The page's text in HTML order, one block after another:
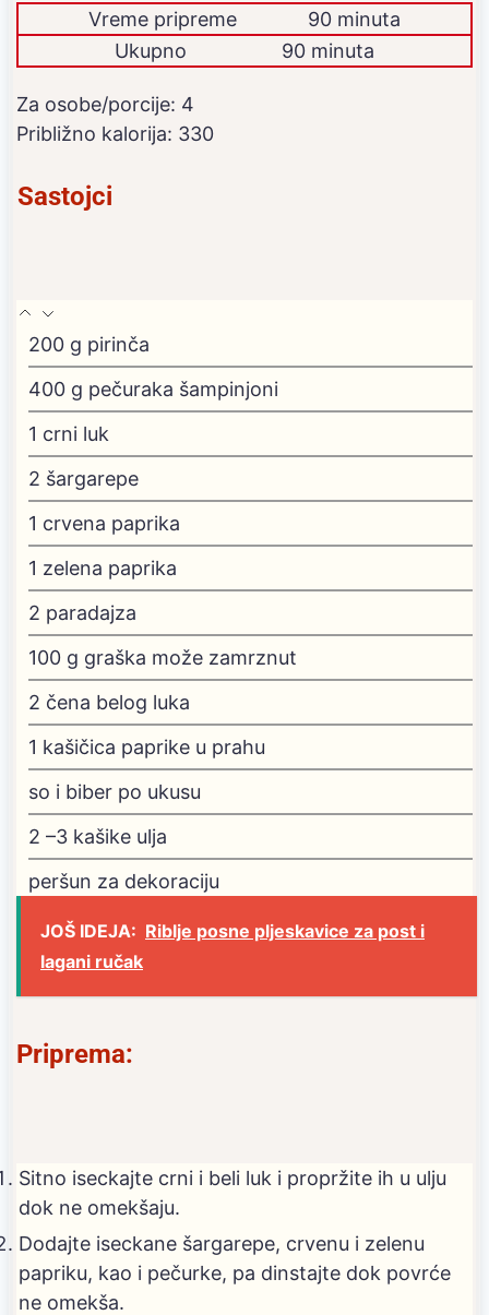
Vreme pripreme
90 minuta
Ukupno
90 minuta
Za osobe/porcije: 4
Približno kalorija: 330
Sastojci
200 g pirinča
400 g pečuraka šampinjoni
1 crni luk
2 šargarepe
1 crvena paprika
1 zelena paprika
2 paradajza
100 g graška može zamrznut
2 čena belog luka
1 kašičica paprike u prahu
so i biber po ukusu
2 –3 kašike ulja
peršun za dekoraciju
JOŠ IDEJA: Riblje posne pljeskavice za post i
lagani ručak
Priprema:
Sitno iseckajte crni i beli luk i propržite ih u ulju
dok ne omekšaju.
Dodajte iseckane šargarepe, crvenu i zelenu
papriku, kao i pečurke, pa dinstajte dok povrće
ne omekša.